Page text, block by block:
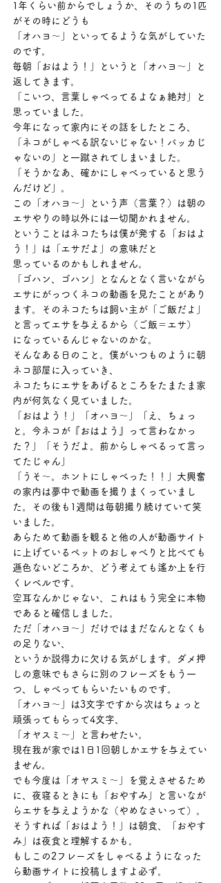
1年くらい前からでしょうか、そのうちの1匹
がその時にどうも
「オハヨ～」といってるような気がしていた
のです。
毎朝「おはよう！」というと「オハヨ～」と
返してきます。
「こいつ、言葉しゃべってるよなぁ絶対」と
思っていました。
今年になって家内にその話をしたところ、
「ネコがしゃべる訳ないじゃない！バッカじ
ゃないの」と一蹴されてしまいました。
「そうかなあ、確かにしゃべっていると思う
んだけど」。
この「オハヨ～」という声（言葉？）は朝の
エサやりの時以外には一切聞かれません。
ということはネコたちは僕が発する「おはよ
う！」は「エサだよ」の意味だと
思っているのかもしれません。
「ゴハン、ゴハン」となんとなく言いながら
エサにがっつくネコの動画を見たことがあり
ます。そのネコたちは飼い主が「ご飯だよ」
と言ってエサを与えるから（ご飯＝エサ）
になっているんじゃないのかな。
そんなある日のこと。僕がいつものように朝
ネコ部屋に入っていき、
ネコたちにエサをあげるところをたまたま家
内が何気なく見ていました。
「おはよう！」「オハヨ～」「え、ちょっ
と。今ネコが『おはよう』って言わなかっ
た？」「そうだよ。前からしゃべるって言っ
てたじゃん」
「うそ～。ホントにしゃべった！！」大興奮
の家内は夢中で動画を撮りまくっていまし
た。その後も1週間は毎朝撮り続けていて笑
いました。
あらためて動画を観ると他の人が動画サイト
に上げているペットのおしゃべりと比べても
遜色ないどころか、どう考えても遙か上を行
くレベルです。
空耳なんかじゃない、これはもう完全に本物
であると確信しました。
ただ「オハヨ～」だけではまだなんとなくも
の足りない、
というか説得力に欠ける気がします。ダメ押
しの意味でもさらに別のフレーズをもう一
つ、しゃべってもらいたいものです。
「オハヨ～」は3文字ですから次はちょっと
頑張ってもらって4文字、
「オヤスミ～」と言わせたい。
現在我が家では1日1回朝しかエサを与えてい
ません。
でも今度は「オヤスミ～」を覚えさせるため
に、夜寝るときにも「おやすみ」と言いなが
らエサを与えようかな（やめなさいって）。
そうすれば「おはよう！」は朝食、「おやす
み」は夜食と理解するかも。
もしこの2フレーズをしゃべるようになった
ら動画サイトに投稿しますよ必ず。